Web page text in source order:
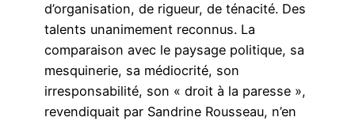
d’organisation, de rigueur, de ténacité. Des
talents unanimement reconnus. La
comparaison avec le paysage politique, sa
mesquinerie, sa médiocrité, son
irresponsabilité, son « droit à la paresse »,
revendiquait par Sandrine Rousseau, n’en